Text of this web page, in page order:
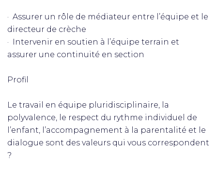
· Assurer un rôle de médiateur entre l’équipe et le
directeur de crèche
· Intervenir en soutien à l’équipe terrain et
assurer une continuité en section
Profil
Le travail en équipe pluridisciplinaire, la
polyvalence, le respect du rythme individuel de
l’enfant, l’accompagnement à la parentalité et le
dialogue sont des valeurs qui vous correspondent
?